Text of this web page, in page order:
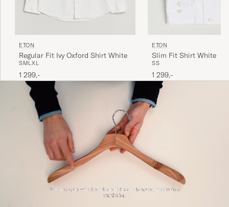
ETON
Regular Fit Ivy Oxford Shirt White
SMLXL
1 299,-
ETON
Slim Fit Shirt White
SS
1 299,-